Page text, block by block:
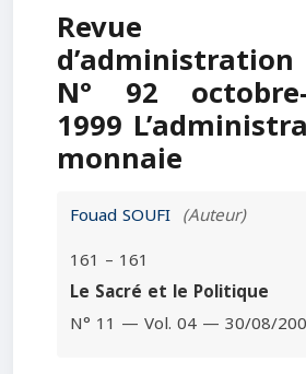
Revue
N° 92 octobre-
1999
monnaie
Fouad SOUFI (Auteur)
161 – 161
Le Sacré et le Politique
N° 11 — Vol. 04 — 30/08/